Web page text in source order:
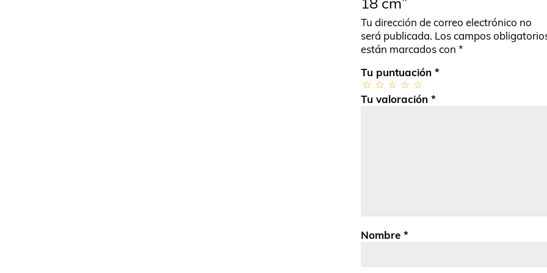
Tu dirección de correo electrónico no
será publicada. Los campos
están marcados con *
Tu puntuación *
Tu valoración *
Nombre *